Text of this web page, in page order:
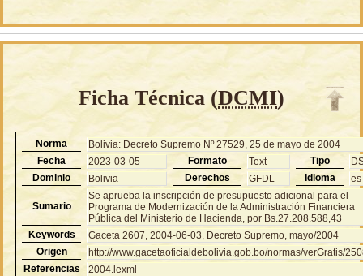
Ficha Técnica (DCMI)
Norma
Bolivia: Decreto Supremo Nº 27529, 25 de mayo de 2004
Fecha
2023-03-05 Formato Text Tipo
Dominio
Bolivia Derechos GFDL Idioma es
Sumario
Se aprueba la inscripción de presupuesto adicional para el
Programa de Modernización de la Administración Financiera
Pública del Ministerio de Hacienda, por Bs.27.208.588,43
Keywords
Gaceta 2607, 2004-06-03, Decreto Supremo, mayo/2004
Origen
http://www.gacetaoficialdebolivia.gob.bo/normas/verGratis/
Referencias
2004.lexml